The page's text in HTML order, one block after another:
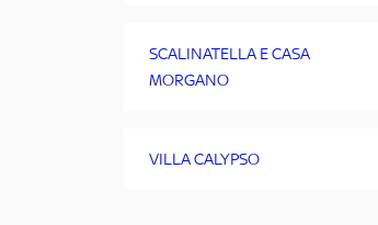
SCALINATELLA E CASA
MORGANO
VILLA CALYPSO